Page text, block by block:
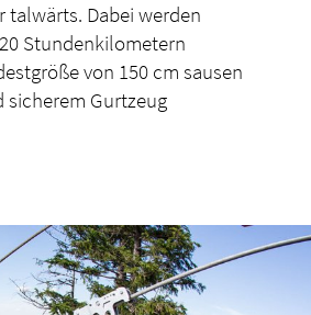
talwärts. Dabei werden
Stundenkilometern
von 150 cm sausen
sicherem Gurtzeug